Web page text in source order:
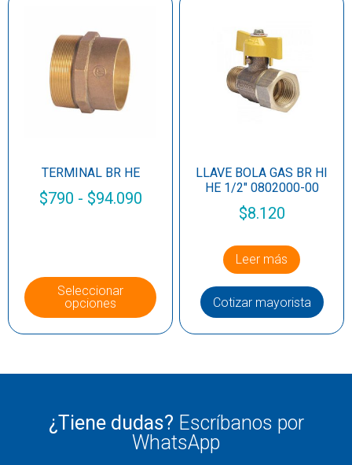
TERMINAL BR HE
$790 - $94.090
Seleccionar
opciones
LLAVE BOLA GAS BR HI
HE 1/2″ 0802000-00
$8.120
Leer más
Cotizar mayorista
¿Tiene dudas? Escríbanos por
WhatsApp